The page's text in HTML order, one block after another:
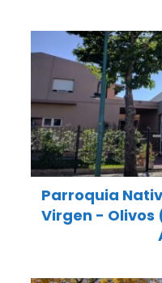
Parroquia
Virgen - Olivos